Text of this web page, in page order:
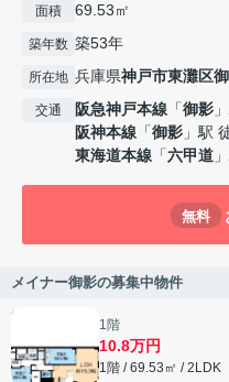
面積 69.53㎡
築年数 築53年
所在地 兵庫県神戸市東灘区
交通 阪急神戸本線 「御影
阪神本線 「御影 」駅
東海道本線 「六甲道
無料
メイナー御影の募集中物件
1階
10.8万円
1階 / 69.53㎡ / 2LDK